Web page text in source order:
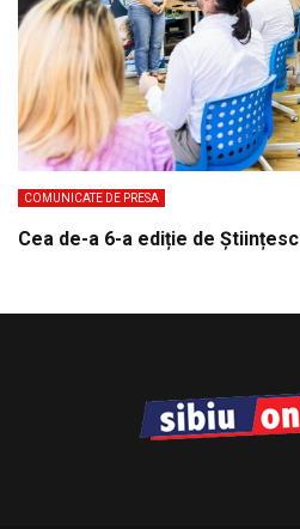
COMUNICATE DE PRESA
Cea de-a 6-a ediție de